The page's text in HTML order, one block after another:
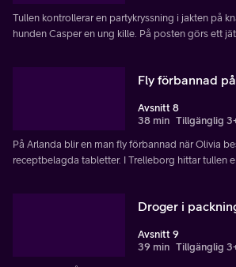
Tullen kontrollerar en partykryssning i jakten på
hunden Casper en ung kille. På posten görs ett
Fly förbannad
Avsnitt 8
38 min Tillgänglig
På Arlanda blir en man fly förbannad när Olivia
receptbelagda tabletter. I Trelleborg hittar tullen
Droger i
Avsnitt 9
39 min Tillgänglig